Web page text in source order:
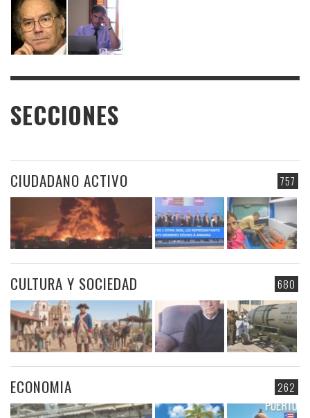
SECCIONES
757
CIUDADANO ACTIVO
680
CULTURA Y SOCIEDAD
262
ECONOMIA